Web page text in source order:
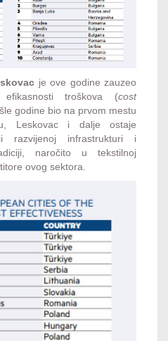
je ove godine zauzeo
troškova (cost
godine bio na prvom mestu
Leskovac i dalje ostaje
razvijenoj infrastrukturi i
naročito u tekstilnoj
ovog sektora.